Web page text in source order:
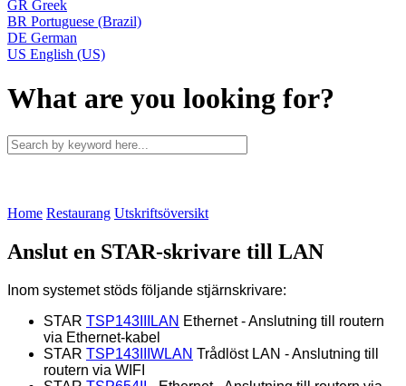
GR Greek
BR Portuguese (Brazil)
DE German
US English (US)
What are you looking for?
Home Restaurang Utskriftsöversikt
Anslut en STAR-skrivare till LAN
Inom systemet stöds följande stjärnskrivare:
STAR TSP143IIILAN Ethernet - Anslutning till routern
via Ethernet-kabel
STAR TSP143IIIWLAN Trådlöst LAN - Anslutning till
routern via WIFI